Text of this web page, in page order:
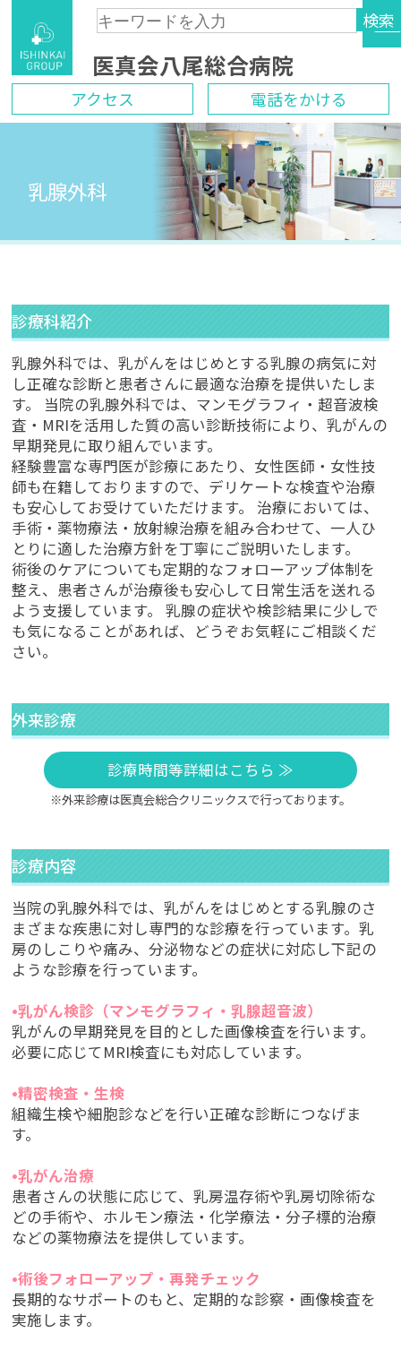
Skip
to
content
検索
医真会八尾総合病院
アクセス 電話をかける
乳腺外科
診療科紹介
乳腺外科では、乳がんをはじめとする乳腺の病気に対
し正確な診断と患者さんに最適な治療を提供いたしま
す。 当院の乳腺外科では、マンモグラフィ・超音波検
査・MRIを活用した質の高い診断技術により、乳がんの
早期発見に取り組んでいます。
経験豊富な専門医が診療にあたり、女性医師・女性技
師も在籍しておりますので、デリケートな検査や治療
も安心してお受けていただけます。 治療においては、
手術・薬物療法・放射線治療を組み合わせて、一人ひ
とりに適した治療方針を丁寧にご説明いたします。
術後のケアについても定期的なフォローアップ体制を
整え、患者さんが治療後も安心して日常生活を送れる
よう支援しています。 乳腺の症状や検診結果に少しで
も気になることがあれば、どうぞお気軽にご相談くだ
さい。
外来診療
診療時間等詳細はこちら ≫
※外来診療は医真会総合クリニックスで行っております。
診療内容
当院の乳腺外科では、乳がんをはじめとする乳腺のさ
まざまな疾患に対し専門的な診療を行っています。乳
房のしこりや痛み、分泌物などの症状に対応し下記の
ような診療を行っています。
•乳がん検診（マンモグラフィ・乳腺超音波）
乳がんの早期発見を目的とした画像検査を行います。
必要に応じてMRI検査にも対応しています。
•精密検査・生検
組織生検や細胞診などを行い正確な診断につなげま
す。
•乳がん治療
患者さんの状態に応じて、乳房温存術や乳房切除術な
どの手術や、ホルモン療法・化学療法・分子標的治療
などの薬物療法を提供しています。
•術後フォローアップ・再発チェック
長期的なサポートのもと、定期的な診察・画像検査を
実施します。